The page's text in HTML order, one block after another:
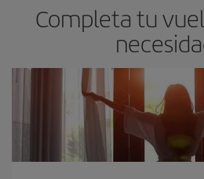
Completa tu